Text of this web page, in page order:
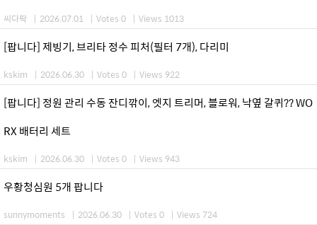
씨다팍 | 2026.07.01 | Votes 0 | Views 1013
[팝니다] 제빙기, 브리타 정수 피처(필터 7개), 다리미
kskim | 2026.06.30 | Votes 0 | Views 922
[팝니다] 정원 관리 수동 잔디깎이, 엣지 트리머, 블로워, 낙옆 갈퀴?? WO
RX 배터리 세트
kskim | 2026.06.30 | Votes 0 | Views 943
우황청심원 5개 팝니다
sunnymoments | 2026.06.30 | Votes 0 | Views 724